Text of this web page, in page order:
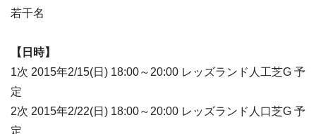
若干名
【日時】
1次 2015年2/15(日) 18:00～20:00 レッズランド人工芝G 予
定
2次 2015年2/22(日) 18:00～20:00 レッズランド人口芝G 予
定